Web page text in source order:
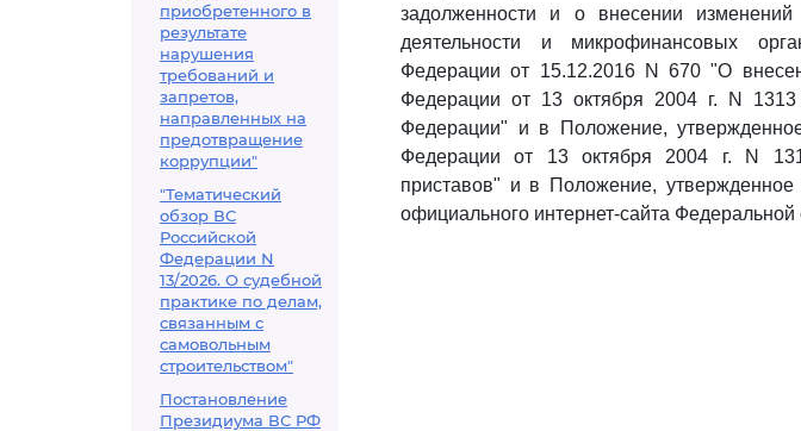
приобретенного в
результате
нарушения
требований и
запретов,
направленных на
предотвращение
коррупции"
"Тематический
обзор ВС
Российской
Федерации N
13/2026. О судебной
практике по делам,
связанным с
самовольным
строительством"
Постановление
Президиума ВС РФ
задолженности и о внесении
деятельности и микрофинансовых
Федерации от 15.12.2016 N 670 "О
Федерации от 13 октября 2004 г. N
Федерации" и в Положение,
Федерации от 13 октября 2004 г. N
приставов" и в Положение, утвержденное
официального интернет-сайта